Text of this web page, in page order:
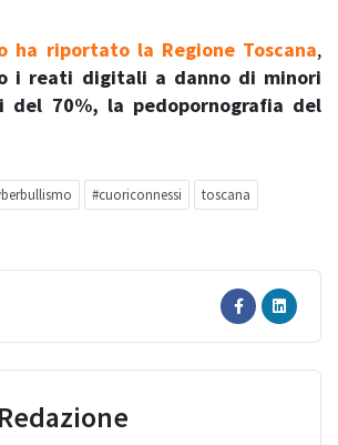
ha riportato la Regione Toscana,
i reati digitali a danno di minori
del 70%, la pedopornografia del
#cuoriconnessi toscana
Redazione